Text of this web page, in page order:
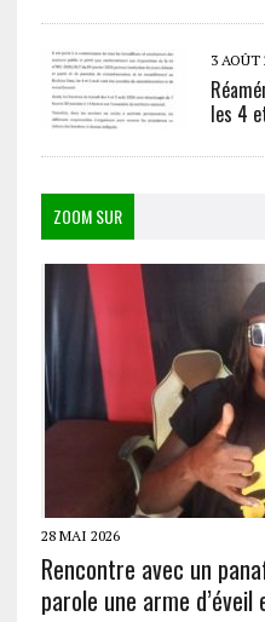
3 AOÛT
les 4
ZOOM SUR
28 MAI 2026
Rencontre avec un
parole une arme